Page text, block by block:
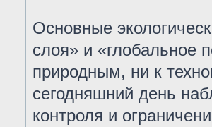
Основные
слоя» и «глобальное
природным, ни к
сегодняшний день
контроля и